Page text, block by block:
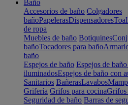
Baño
Accesorios de baño Colgadores
bañoPapelerasDispensadores
de ropa
Muebles de baño Botiquines
bañoTocadores para baño
baño
Espejos de baño Espejos de
iluminadosEspejos de baño con
Sanitarios BañerasLavabos
Grifería Grifos para cocinaGrifos
Seguridad de baño Barras de